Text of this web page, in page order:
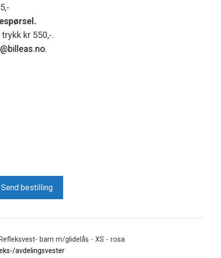
kr 550,-.
.
Send bestilling
barn m/glidelås - XS - rosa
avdelingsvester